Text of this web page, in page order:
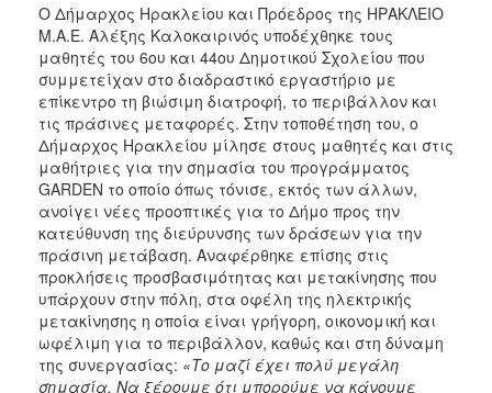
Ο Δήμαρχος Ηρακλείου και Πρόεδρος της ΗΡΑΚΛΕΙΟ
Μ.Α.Ε. Αλέξης Καλοκαιρινός υποδέχθηκε τους
μαθητές του 6ου και 44ου Δημοτικού Σχολείου που
συμμετείχαν στο διαδραστικό εργαστήριο με
επίκεντρο τη βιώσιμη διατροφή, το περιβάλλον και
τις πράσινες μεταφορές. Στην τοποθέτηση του, ο
Δήμαρχος Ηρακλείου μίλησε στους μαθητές και στις
μαθήτριες για την σημασία του προγράμματος
GARDEN το οποίο όπως τόνισε, εκτός των άλλων,
ανοίγει νέες προοπτικές για το Δήμο προς την
κατεύθυνση της διεύρυνσης των δράσεων για την
πράσινη μετάβαση. Αναφέρθηκε επίσης στις
προκλήσεις προσβασιμότητας και μετακίνησης που
υπάρχουν στην πόλη, στα οφέλη της ηλεκτρικής
μετακίνησης η οποία είναι γρήγορη, οικονομική και
ωφέλιμη για το περιβάλλον, καθώς και στη δύναμη
της συνεργασίας: «Το μαζί έχει πολύ μεγάλη
σημασία. Να ξέρουμε ότι μπορούμε να κάνουμε